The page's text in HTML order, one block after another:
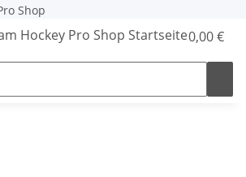
0,00 €